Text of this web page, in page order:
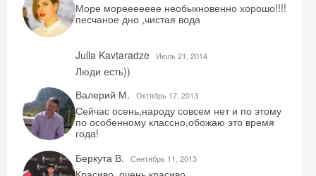
Море мореееееее необыкновенно хорошо!!!!
песчаное дно ,чистая вода
Julia Kavtaradze Июль 21, 2014
Люди есть))
Валерий М.
Октябрь 17, 2013
Сейчас осень,народу совсем нет и по этому
по особенному классно,обожаю это время
года!
Беркута В.
Сентябрь 11, 2013